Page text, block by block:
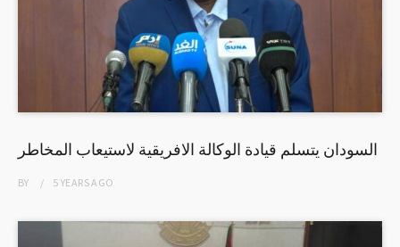
السودان يتسلم قيادة الوكالة الافريقية لاستيعاب المخاطر
BY 5 YEARSAGO